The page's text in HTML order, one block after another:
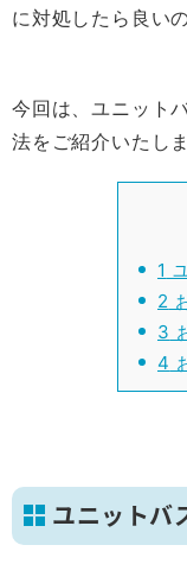
に対処したら良い
今回は、ユニット
法をご紹介いたしま
1
2
3
4
ユニットバ